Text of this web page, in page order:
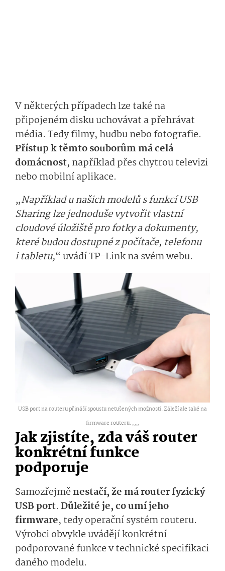
V některých případech lze také na
připojeném disku uchovávat a přehrávat
média. Tedy filmy, hudbu nebo fotografie.
Přístup k těmto souborům má celá
domácnost, například přes chytrou televizi
nebo mobilní aplikace.
„Například u našich modelů s funkcí USB
Sharing lze jednoduše vytvořit vlastní
cloudové úložiště pro fotky a dokumenty,
které budou dostupné z počítače, telefonu
i tabletu,“ uvádí TP-Link na svém webu.
USB port na routeru přináší spoustu netušených možností. Záleží ale také na
firmware routeru. ,...
Jak zjistíte, zda váš router
konkrétní funkce
podporuje
Samozřejměnestačí, že má router fyzický
USB port. Důležité je, co umí jeho
firmware, tedy operační systém routeru.
Výrobci obvykle uvádějí konkrétní
podporované funkce v technické specifikaci
daného modelu.